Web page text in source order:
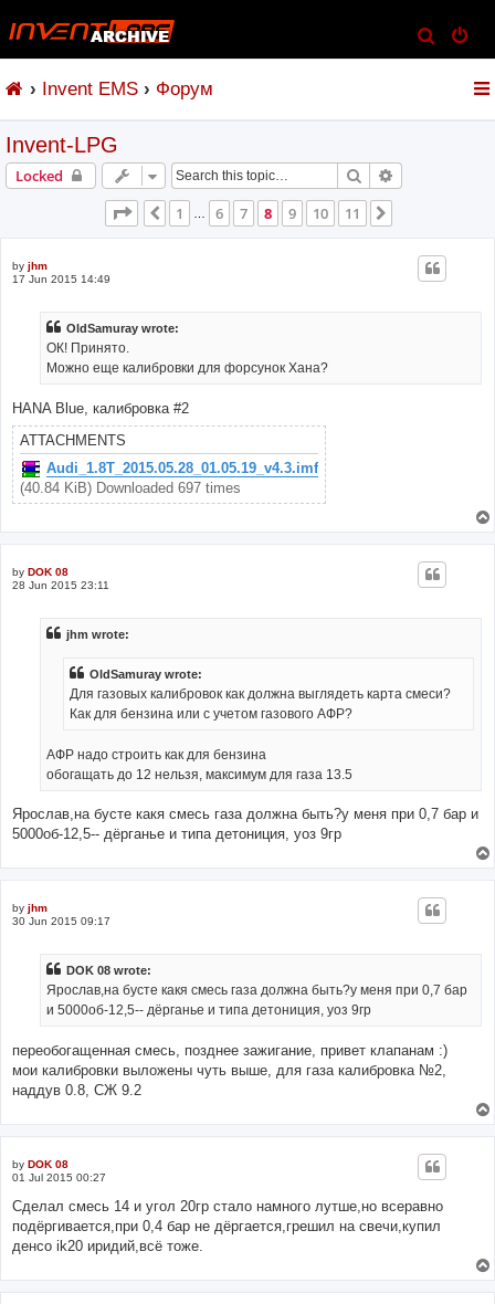
e
Invent EMS Форум
Invent-LPG
Locked Search
Page
of11
Previous
1 6 7 8 9 10 11
by jhm
17 Jun 2015 14:49
OldSamuray wrote:
ОК! Принято.
Можно еще калибровки для форсунок Хана?
HANA Blue, калибровка #2
ATTACHMENTS
Audi_1.8T_2015.05.28_01.05.19_v4.3.imf
(40.84 KiB) Downloaded 697 times
by DOK 08
28 Jun 2015 23:11
jhm wrote:
OldSamuray wrote:
Для газовых калибровок как должна выглядеть карта смеси?
Как для бензина или с учетом газового АФР?
АФР надо строить как для бензина
обогащать до 12 нельзя, максимум для газа 13.5
Ярослав,на бусте какя смесь газа должна быть?у меня при 0,7 бар и
5000об-12,5-- дёрганье и типа детониция, уоз 9гр
by jhm
30 Jun 2015 09:17
DOK 08 wrote:
Ярослав,на бусте какя смесь газа должна быть?у меня при 0,7 бар
и 5000об-12,5-- дёрганье и типа детониция, уоз 9гр
переобогащенная смесь, позднее зажигание, привет клапанам :)
мои калибровки выложены чуть выше, для газа калибровка №2,
наддув 0.8, СЖ 9.2
by DOK 08
01 Jul 2015 00:27
Сделал смесь 14 и угол 20гр стало намного лутше,но всеравно
подёргивается,при 0,4 бар не дёргается,грешил на свечи,купил
денсо ik20 иридий,всё тоже.